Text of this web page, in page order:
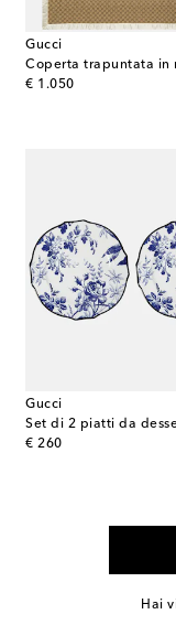
Gucci
€ 1.050
original price
Gucci
€ 260
original price
Hai